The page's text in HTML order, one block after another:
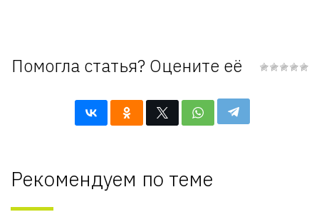
Помогла статья? Оцените её
Рекомендуем по теме